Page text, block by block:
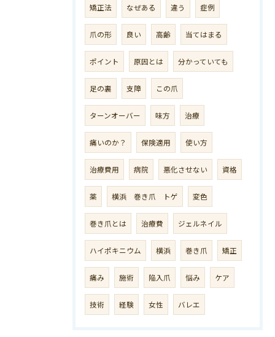
矯正法 なぜある 違う 症例
爪の形 良い 高齢 当てはまる
ポイント 原因とは 分かっていても
足の裏 支障 この爪
ターンオーバー 味方 治療
痛いのか？ 保険適用 使い方
治療費用 病院 悪化させない 資格
薬 横浜 巻き爪 トゲ 変色
巻き爪とは 治療費 ジェルネイル
ハイポキニウム 横浜 巻き爪 矯正
痛み 施術 陥入爪 悩み ケア
技術 経験 女性 バレエ